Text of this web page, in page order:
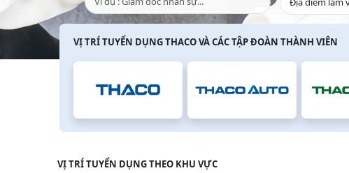
VỊ TRÍ TUYỂN DỤNG THACO VÀ CÁC TẬP ĐOÀN THÀNH VIÊN
VỊ TRÍ TUYỂN DỤNG THEO KHU VỰC